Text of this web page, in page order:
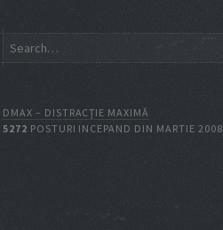
DMAX – DISTRACŢIE MAXIMĂ
5272 POSTURI INCEPAND DIN MARTIE 2008